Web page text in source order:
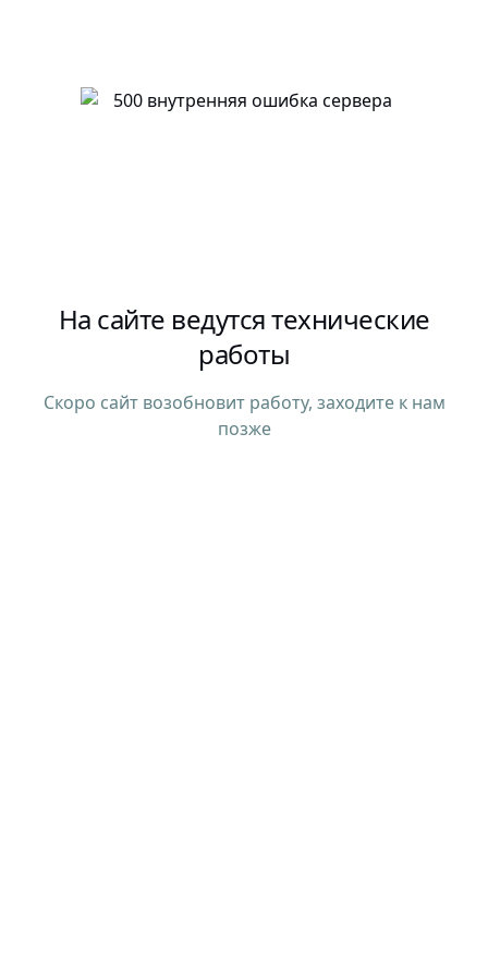
На сайте ведутся технические
работы
Скоро сайт возобновит работу, заходите к нам
позже